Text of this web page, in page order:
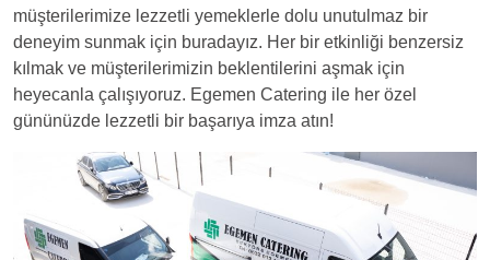
müşterilerimize lezzetli yemeklerle dolu unutulmaz bir
deneyim sunmak için buradayız. Her bir etkinliği benzersiz
kılmak ve müşterilerimizin beklentilerini aşmak için
heyecanla çalışıyoruz. Egemen Catering ile her özel
gününüzde lezzetli bir başarıya imza atın!